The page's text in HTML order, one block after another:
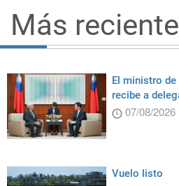
Más reciente
El ministro
recibe a
07/08/2026
Vuelo listo